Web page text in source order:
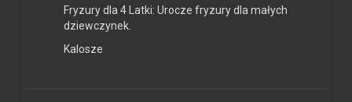
Fryzury dla 4 Latki: Urocze fryzury dla małych
dziewczynek.
Kalosze